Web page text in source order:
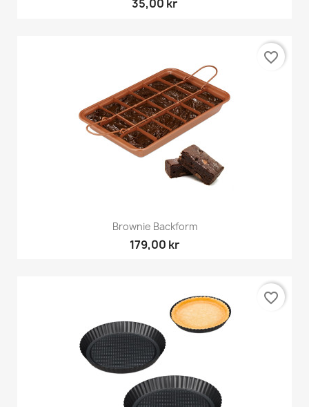
35,00 kr
Brownie Backform
179,00 kr
favorite_border
favorite_border